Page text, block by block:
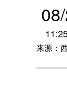
来源：